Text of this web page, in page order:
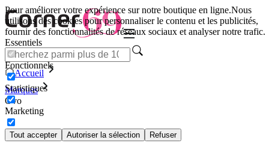
Pour améliorer votre expérience sur notre boutique en ligne.Nous
utilisons des cookies pour personnaliser le contenu et les publicités,
fournir des fonctionnalités de réseaux sociaux et analyser notre trafic.
Essentiels
Fonctionnels
Statistiques
Marketing
Tout accepter Autoriser la sélection Refuser
Accueil
Marques
Ovo